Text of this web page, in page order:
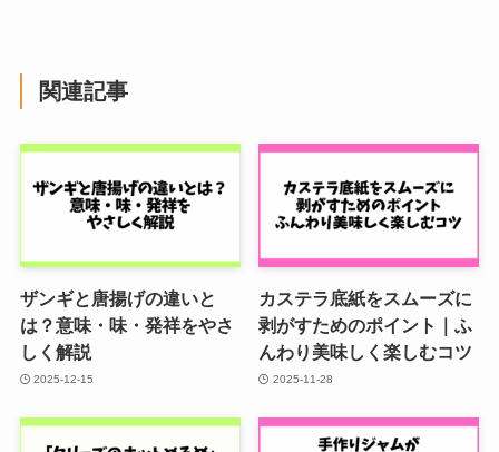
関連記事
ザンギと唐揚げの違いと
は？意味・味・発祥をやさ
しく解説
2025-12-15
カステラ底紙をスムーズに
剥がすためのポイント｜ふ
んわり美味しく楽しむコツ
2025-11-28